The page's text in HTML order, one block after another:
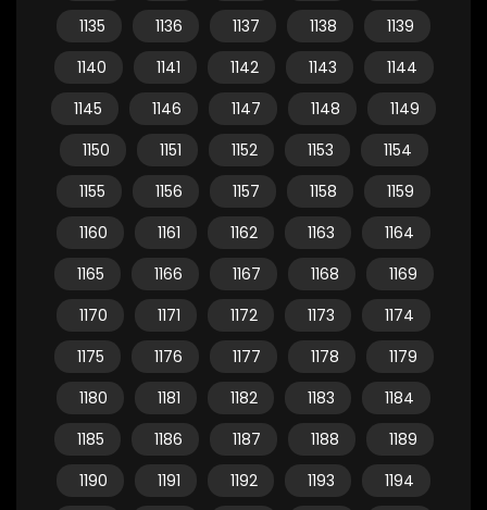
1135
1136 1137 1138
1139
1140
1141 1142 1143
1144
1145
1146 1147 1148
1149
1150
1151 1152 1153
1154
1155
1156 1157 1158
1159
1160
1161 1162 1163
1164
1165
1166 1167 1168
1169
1170
1171 1172 1173
1174
1175
1176 1177 1178
1179
1180
1181 1182 1183
1184
1185
1186 1187 1188
1189
1190
1191 1192 1193
1194